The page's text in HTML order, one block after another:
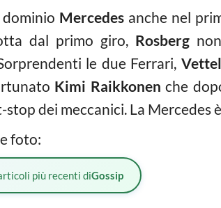
Mercedes anche nel
dal primo giro, Rosberg
le due Ferrari,Vettel
Kimi Raikkonenche
dei meccanici. La Mercedes
foto:
più recenti diGossip